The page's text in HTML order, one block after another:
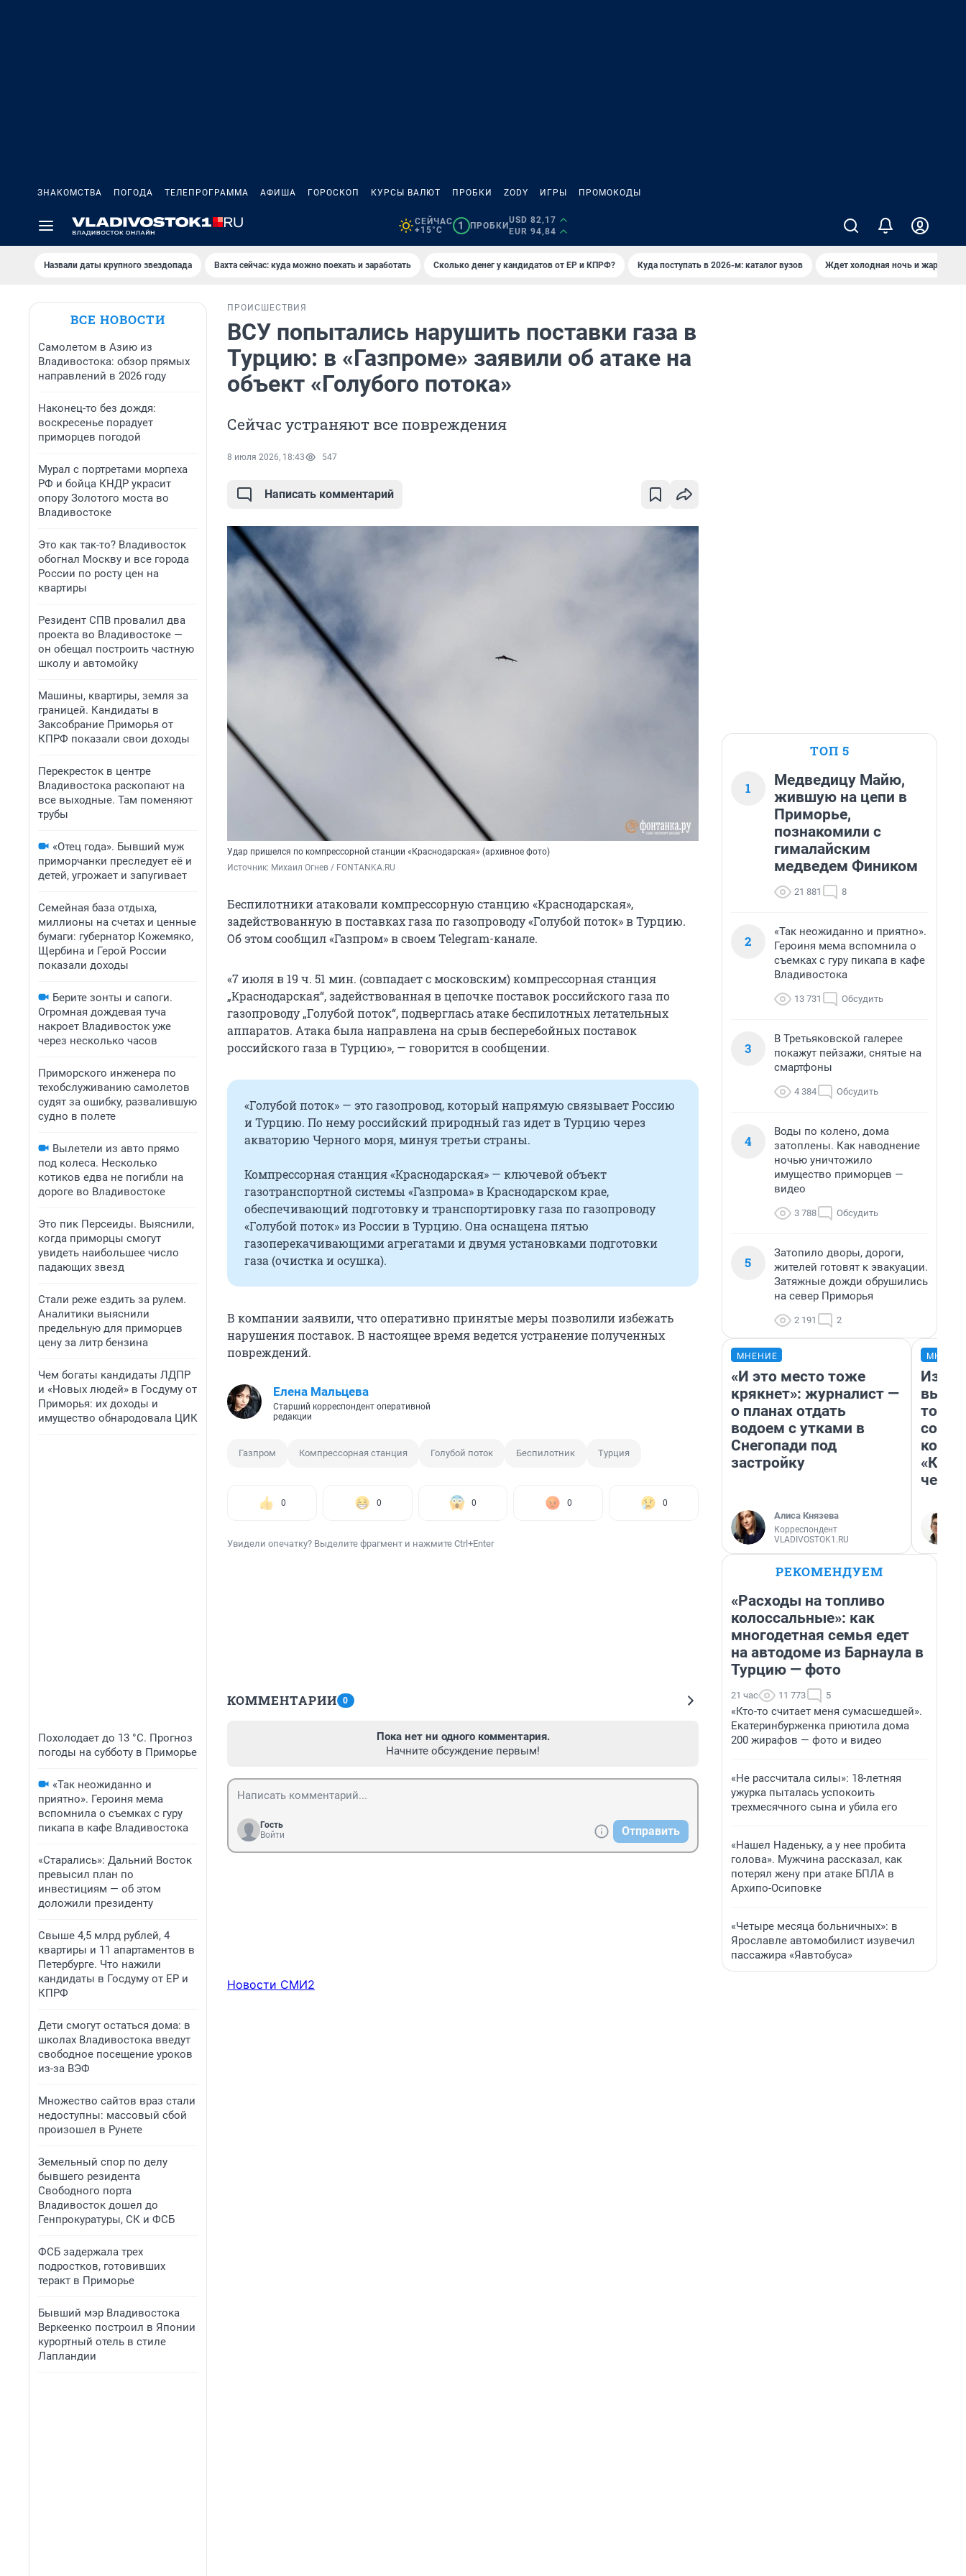
ЗНАКОМСТВА ПОГОДА ТЕЛЕПРОГРАММА АФИША ГОРОСКОП КУРСЫ ВАЛЮТ ПРОБКИ ZODY ИГРЫ ПРОМОКОДЫ
СЕЙЧАС
+15°C
1 ПРОБКИ
USD 82,17
EUR 94,84
Назвали даты крупного звездопада Вахта сейчас: куда можно поехать и заработать Сколько денег у кандидатов от ЕР и КПРФ? Куда поступать в 2026-м: каталог вузов Ждет холодная ночь и жаркий
ВСЕ НОВОСТИ
Самолетом в Азию из
Владивостока: обзор прямых
направлений в 2026 году
Наконец-то без дождя:
воскресенье порадует
приморцев погодой
Мурал с портретами морпеха
РФ и бойца КНДР украсит
опору Золотого моста во
Владивостоке
Это как так-то? Владивосток
обогнал Москву и все города
России по росту цен на
квартиры
Резидент СПВ провалил два
проекта во Владивостоке —
он обещал построить частную
школу и автомойку
Машины, квартиры, земля за
границей. Кандидаты в
Заксобрание Приморья от
КПРФ показали свои доходы
Перекресток в центре
Владивостока раскопают на
все выходные. Там поменяют
трубы
«Отец года». Бывший муж
приморчанки преследует её и
детей, угрожает и запугивает
Семейная база отдыха,
миллионы на счетах и ценные
бумаги: губернатор Кожемяко,
Щербина и Герой России
показали доходы
Берите зонты и сапоги.
Огромная дождевая туча
накроет Владивосток уже
через несколько часов
Приморского инженера по
техобслуживанию самолетов
судят за ошибку, развалившую
судно в полете
Вылетели из авто прямо
под колеса. Несколько
котиков едва не погибли на
дороге во Владивостоке
Это пик Персеиды. Выяснили,
когда приморцы смогут
увидеть наибольшее число
падающих звезд
Стали реже ездить за рулем.
Аналитики выяснили
предельную для приморцев
цену за литр бензина
Чем богаты кандидаты ЛДПР
и «Новых людей» в Госдуму от
Приморья: их доходы и
имущество обнародовала ЦИК
Похолодает до 13 °C. Прогноз
погоды на субботу в Приморье
«Так неожиданно и
приятно». Героиня мема
вспомнила о съемках с гуру
пикапа в кафе Владивостока
«Старались»: Дальний Восток
превысил план по
инвестициям — об этом
доложили президенту
Свыше 4,5 млрд рублей, 4
квартиры и 11 апартаментов в
Петербурге. Что нажили
кандидаты в Госдуму от ЕР и
КПРФ
Дети смогут остаться дома: в
школах Владивостока введут
свободное посещение уроков
из-за ВЭФ
Множество сайтов враз стали
недоступны: массовый сбой
произошел в Рунете
Земельный спор по делу
бывшего резидента
Свободного порта
Владивосток дошел до
Генпрокуратуры, СК и ФСБ
ФСБ задержала трех
подростков, готовивших
теракт в Приморье
Бывший мэр Владивостока
Веркеенко построил в Японии
курортный отель в стиле
Лапландии
ПРОИСШЕСТВИЯ
ВСУ попытались нарушить поставки газа в
Турцию: в «Газпроме» заявили об атаке на
объект «Голубого потока»
Сейчас устраняют все повреждения
8 июля 2026, 18:43 547
Написать комментарий
Удар пришелся по компрессорной станции «Краснодарская» (архивное фото)
Источник: Михаил Огнев / FONTANKA.RU
Беспилотники атаковали компрессорную станцию «Краснодарская»,
задействованную в поставках газа по газопроводу «Голубой поток» в Турцию.
Об этом сообщил «Газпром» в своем Telegram-канале.
«7 июля в 19 ч. 51 мин. (совпадает с московским) компрессорная станция
„Краснодарская“, задействованная в цепочке поставок российского газа по
газопроводу „Голубой поток“, подверглась атаке беспилотных летательных
аппаратов. Атака была направлена на срыв бесперебойных поставок
российского газа в Турцию», — говорится в сообщении.
«Голубой поток» — это газопровод, который напрямую связывает Россию
и Турцию. По нему российский природный газ идет в Турцию через
акваторию Черного моря, минуя третьи страны.
Компрессорная станция «Краснодарская» — ключевой объект
газотранспортной системы «Газпрома» в Краснодарском крае,
обеспечивающий подготовку и транспортировку газа по газопроводу
«Голубой поток» из России в Турцию. Она оснащена пятью
газоперекачивающими агрегатами и двумя установками подготовки
газа (очистка и осушка).
В компании заявили, что оперативно принятые меры позволили избежать
нарушения поставок. В настоящее время ведется устранение полученных
повреждений.
Елена Мальцева
Старший корреспондент оперативной
редакции
Газпром Компрессорная станция Голубой поток Беспилотник Турция
0 0 0 0 0
Увидели опечатку? Выделите фрагмент и нажмите Ctrl+Enter
КОММЕНТАРИИ 0
Пока нет ни одного комментария.
Начните обсуждение первым!
Гость
Войти
Отправить
Новости СМИ2
ТОП 5
1
Медведицу Майю,
жившую на цепи в
Приморье,
познакомили с
гималайским
медведем Фиником
21 881 8
2
«Так неожиданно и приятно».
Героиня мема вспомнила о
съемках с гуру пикапа в кафе
Владивостока
13 731 Обсудить
3
В Третьяковской галерее
покажут пейзажи, снятые на
смартфоны
4 384 Обсудить
4
Воды по колено, дома
затоплены. Как наводнение
ночью уничтожило
имущество приморцев —
видео
3 788 Обсудить
5
Затопило дворы, дороги,
жителей готовят к эвакуации.
Затяжные дожди обрушились
на север Приморья
2 191 2
МНЕНИЕ
«И это место тоже
крякнет»: журналист —
о планах отдать
водоем с утками в
Снегопади под
застройку
Алиса Князева
Корреспондент
VLADIVOSTOK1.RU
РЕКОМЕНДУЕМ
«Расходы на топливо
колоссальные»: как
многодетная семья едет
на автодоме из Барнаула в
Турцию — фото
21 час 11 773 5
«Кто-то считает меня сумасшедшей».
Екатеринбурженка приютила дома
200 жирафов — фото и видео
«Не рассчитала силы»: 18-летняя
ужурка пыталась успокоить
трехмесячного сына и убила его
«Нашел Наденьку, а у нее пробита
голова». Мужчина рассказал, как
потерял жену при атаке БПЛА в
Архипо-Осиповке
«Четыре месяца больничных»: в
Ярославле автомобилист изувечил
пассажира «Яавтобуса»